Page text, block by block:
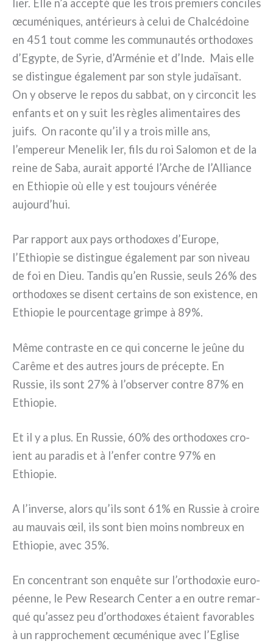
lier. Elle n’a accep­té que les trois pre­miers con­ci­les
œcu­mé­ni­ques, anté­rieurs à celui de Chalcédoine
en 451 tout com­me les com­mu­nau­tés ortho­do­xes
d’Egypte, de Syrie, d’Arménie et d’Inde. Mais elle
se distin­gue éga­le­ment par son sty­le judaï­sant.
On y obser­ve le repos du sab­bat, on y cir­con­cit les
enfan­ts et on y suit les règles ali­men­tai­res des
juifs. On racon­te qu’il y a trois mil­le ans,
l’empereur Menelik Ier, fils du roi Salomon et de la
rei­ne de Saba, aurait appor­té l’Arche de l’Alliance
en Ethiopie où elle y est tou­jours véné­rée
aujourd’hui.
Par rap­port aux pays ortho­do­xes d’Europe,
l’Ethiopie se distin­gue éga­le­ment par son niveau
de foi en Dieu. Tandis qu’en Russie, seuls 26% des
ortho­do­xes se disent cer­tains de son exi­sten­ce, en
Ethiopie le pour­cen­ta­ge grim­pe à 89%.
Même con­tra­ste en ce qui con­cer­ne le jeû­ne du
Carême et des autres jours de pré­cep­te. En
Russie, ils sont 27% à l’observer con­tre 87% en
Ethiopie.
Et il y a plus. En Russie, 60% des ortho­do­xes cro­
ient au para­dis et à l’enfer con­tre 97% en
Ethiopie.
A l’inverse, alors qu’ils sont 61% en Russie à croi­re
au mau­vais œil, ils sont bien moins nom­breux en
Ethiopie, avec 35%.
En con­cen­trant son enquê­te sur l’orthodoxie euro­
péen­ne, le Pew Research Center a en outre remar­
qué qu’assez peu d’orthodoxes éta­ient favo­ra­bles
à un rap­pro­che­ment œcu­mé­ni­que avec l’Eglise